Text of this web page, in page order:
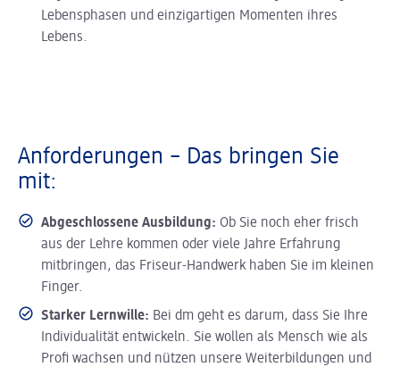
Lebensphasen und einzigartigen Momenten ihres
Lebens.
Anforderungen – Das bringen Sie
mit:
Abgeschlossene Ausbildung: Ob Sie noch eher frisch
aus der Lehre kommen oder viele Jahre Erfahrung
mitbringen, das Friseur-Handwerk haben Sie im kleinen
Finger.
Starker Lernwille: Bei dm geht es darum, dass Sie Ihre
Individualität entwickeln. Sie wollen als Mensch wie als
Profi wachsen und nützen unsere Weiterbildungen und